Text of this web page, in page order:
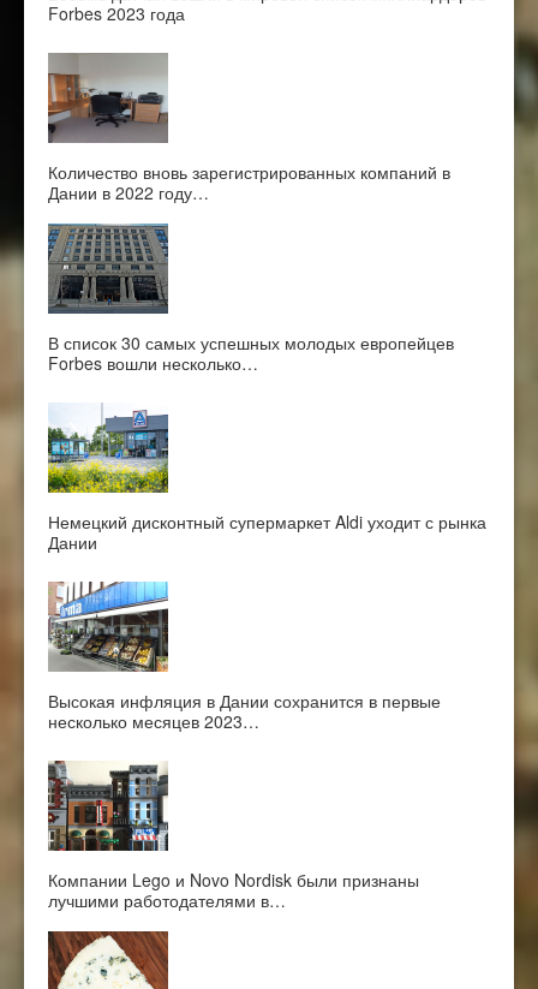
Forbes 2023 года
Количество вновь зарегистрированных компаний в
Дании в 2022 году…
В список 30 самых успешных молодых европейцев
Forbes вошли несколько…
Немецкий дисконтный супермаркет Aldi уходит с рынка
Дании
Высокая инфляция в Дании сохранится в первые
несколько месяцев 2023…
Компании Lego и Novo Nordisk были признаны
лучшими работодателями в…